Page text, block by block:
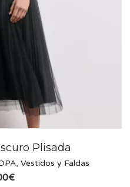
Plisada
, Vestidos y Faldas
€